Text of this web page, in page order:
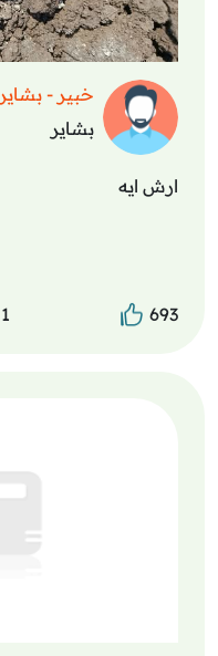
خبير - بشاير
بشاير
ارش ايه
693
1